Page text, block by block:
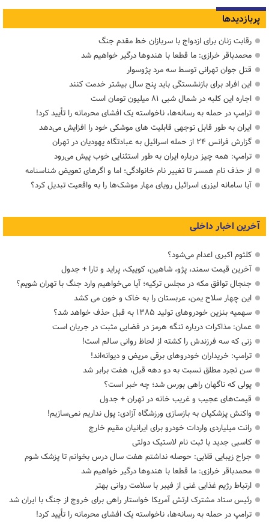
پربازدیدها
رقابت زنان برای ازدواج با سربازان خط مقدم جنگ
محمدباقر خرازی: ما قطعا با هندوها درگیر خواهیم شد
قتل جوان تهرانی توسط سه مرد پژوسوار
این افراد برای بازنشستگی باید پنج سال بیشتر خدمت کنند
اجاره این کلبه در شمال شبی ۸۱ میلیون تومان است
ترامپ در حمله‌ به رسانه‌ها، ناخواسته یک افشای محرمانه را تأیید کرد!
ایران به طور قابل توجهی قابلیت های موشکی خود را افزایش می‌دهد
گزارش فرانس ۲۴ از حمله اسرائیل به عبادتگاه یهودیان در تهران
ترامپ: همه چیز درباره ایران به طور استثنایی خوب پیش می‌رود
از حذف نام همسر تا تغییر نام خانوادگی؛ اما و اگرهای تعویض شناسنامه
آیا سامانه لیزری اسرائیل رویای مهار موشک‌ها را به واقعیت تبدیل کرد؟
آخرین اخبار داخلی
کلثوم اکبری اعدام می‌شود؟
آخرین قیمت سمند، پژو، شاهین، کوییک، پراید و تارا + جدول
جنجال توافق مکه در مجلس ترکیه؛ آیا می‌خواهیم وارد جنگ با تهران شویم؟
این چهار سلاح یمن، عربستان را به خاک و خون می کشد
سهمیه بنزین خودروهای تولید ۱۳۸۵ به قبل حذف خواهد شد؟
عمان: مذاکرات درباره تنگه هرمز در فضایی مثبت در جریان است
زنی که سه فرزندش را کشته از لحاظ روانی سالم است!
ترامپ: خریداران خودروهای برقی مریض و دیوانه‌اند!
سن تجرد مطلق نسبت به دو دهه قبل، هفت برابر شد
پولی که ناگهان راهی بورس شد؛ چه خبر است؟
قیمت‌های عجیب و غریب خانه در تهران + جدول
واکنش پزشکیان به بازسازی ورزشگاه آزادی: پول نداریم نمی‌سازیم!
رانت میلیاردی واردات خودرو برای ایرانیان مقیم خارج
کاسبی جدید با ثبت نام لاستیک دولتی
جراح زیبایی قلابی: حوصله نداشتم هفت سال درس بخوانم تا پزشک شوم
محمدباقر خرازی: ما قطعا با هندوها درگیر خواهیم شد
ارتباط رژیم غذایی غنی از فیبر با سلامت روانی بهتر
رئیس ستاد مشترک ارتش آمریکا خواستار راهی برای خروج از جنگ با ایران شد
ترامپ در حمله‌ به رسانه‌ها، ناخواسته یک افشای محرمانه را تأیید کرد!